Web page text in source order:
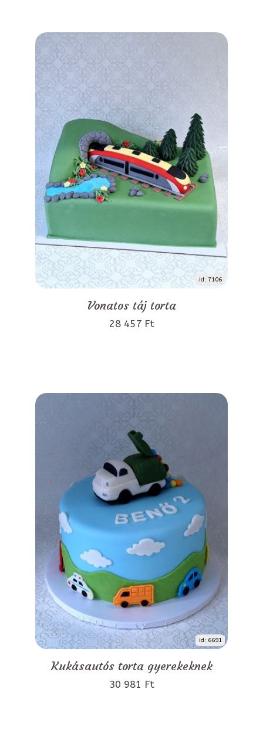
id: 7106
Vonatos táj torta
28 457 Ft
id: 6691
Kukásautós torta gyerekeknek
30 981 Ft